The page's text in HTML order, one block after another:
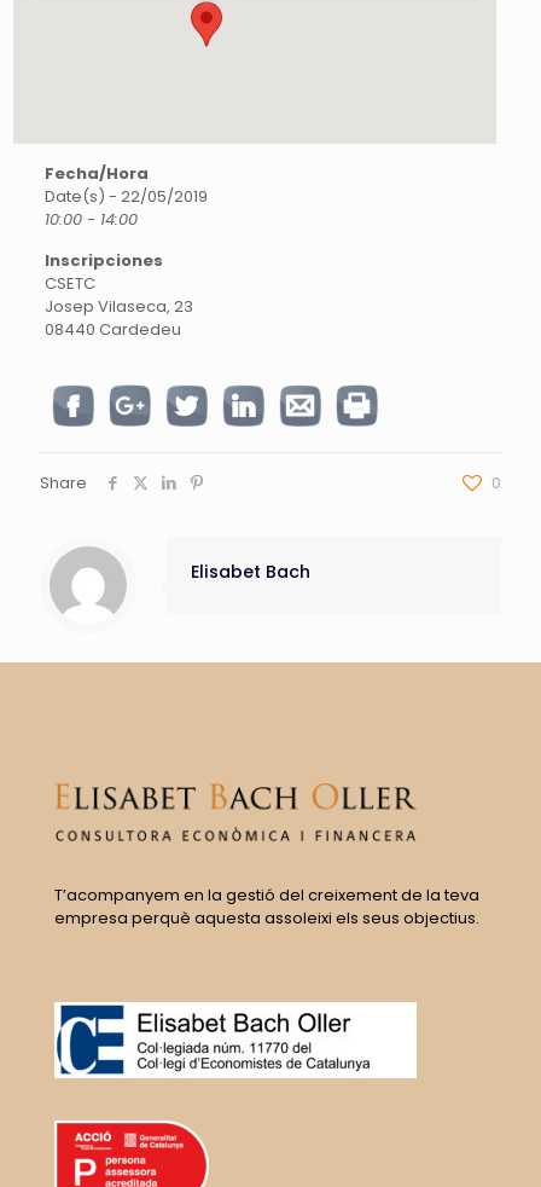
Fecha/Hora
Date(s) - 22/05/2019
10:00 - 14:00
Inscripciones
CSETC
Josep Vilaseca, 23
08440 Cardedeu
Share 0
Elisabet Bach
T’acompanyem en la gestió del creixement de la teva
empresa perquè aquesta assoleixi els seus objectius.